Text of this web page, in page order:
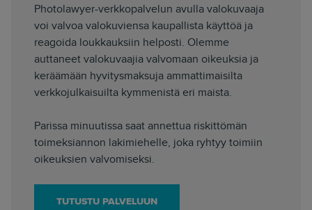
Photolawyer-verkkopalvelun avulla valokuvaaja
voi valvoa valokuviensa kaupallista käyttöä ja
reagoida loukkauksiin helposti. Olemme
auttaneet valokuvaajia valvomaan oikeuksia ja
keräämään hyvitysmaksuja ammattimaisilta
verkkojulkaisuilta kymmenistä eri maista.
Parissa minuutissa saat annettua riskittömän
toimeksiannon lakimiehelle, joka ryhtyy toimiin
oikeuksien valvomiseksi.
TUTUSTU PALVELUUN